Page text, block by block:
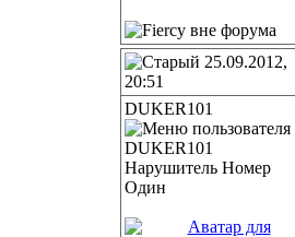
25.09.2012,
20:51
DUKER101
Нарушитель Номер
Один